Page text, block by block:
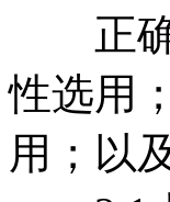
正确
性选用
用；以